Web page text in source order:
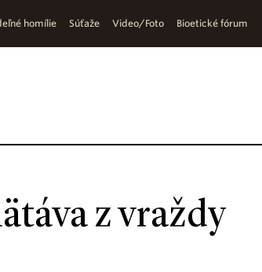
homílie Súťaže Video/Foto Bioetické fórum
z vraždy